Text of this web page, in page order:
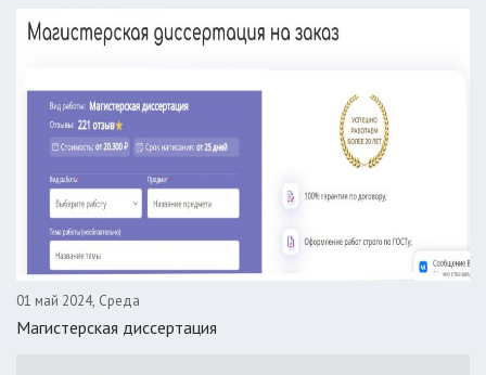
01 май 2024, Среда
Магистерская диссертация